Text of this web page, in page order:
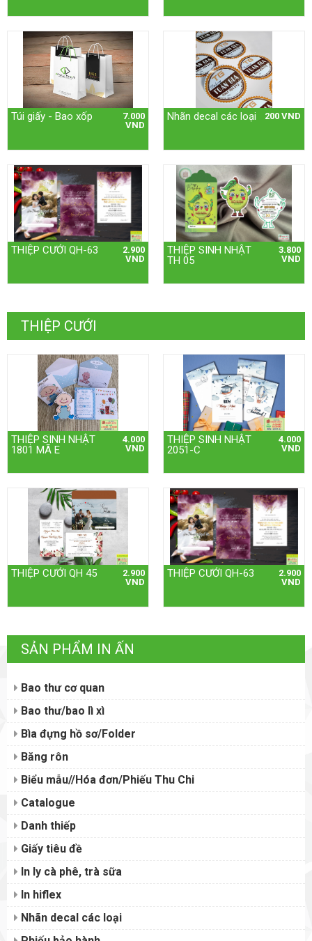
Túi giấy - Bao xốp
7.000
VND
Nhãn decal các loại 200 VND
THIỆP CƯỚI QH-63
2.900
VND
THIỆP SINH NHẬT
TH 05
3.800
VND
THIỆP CƯỚI
THIỆP SINH NHẬT
1801 MÃ E
4.000
VND
THIỆP SINH NHẬT
2051-C
4.000
VND
THIỆP CƯỚI QH 45
2.900
VND
THIỆP CƯỚI QH-63
2.900
VND
SẢN PHẨM IN ẤN
Bao thư cơ quan
Bao thư/bao lì xì
Bìa đựng hồ sơ/Folder
Băng rôn
Biểu mẫu//Hóa đơn/Phiếu Thu Chi
Catalogue
Danh thiếp
Giấy tiêu đề
In ly cà phê, trà sữa
In hiflex
Nhãn decal các loại